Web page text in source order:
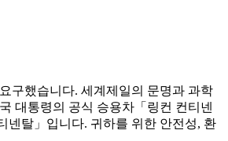
구했습니다. 세계제일의 문명과 과학
대통령의 공식 승용차「링컨 컨티넨
넨탈」입니다. 귀하를 위한 안전성, 환